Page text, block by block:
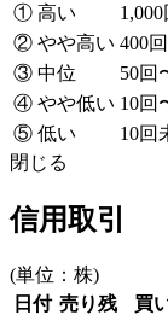
① 高い
② やや高い 400
③ 中位
50回
④ やや低い 10回
⑤ 低い
10回
閉じる
信用取引
(単位：株)
日付 売り残 買